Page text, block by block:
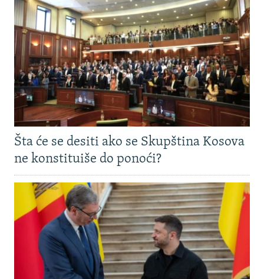
Šta će se desiti ako se Skupština Kosova
ne konstituiše do ponoći?